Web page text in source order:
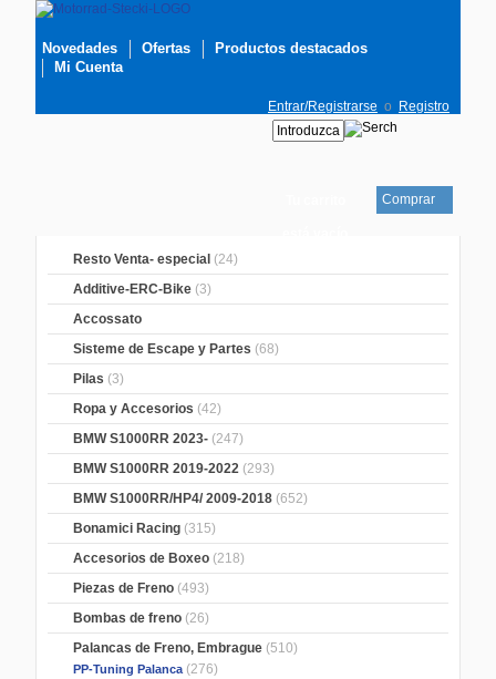
Novedades Ofertas
Productos destacados
Mi Cuenta
Entrar/Registrarse o Registro
Comprar
Resto Venta- especial (24)
Additive-ERC-Bike (3)
Accossato
Sisteme de Escape y Partes (68)
Pilas (3)
Ropa y Accesorios (42)
BMW S1000RR 2023- (247)
BMW S1000RR 2019-2022 (293)
BMW S1000RR/HP4/ 2009-2018 (652)
Bonamici Racing (315)
Accesorios de Boxeo (218)
Piezas de Freno (493)
Bombas de freno (26)
Palancas de Freno, Embrague (510)
PP-Tuning Palanca(276)